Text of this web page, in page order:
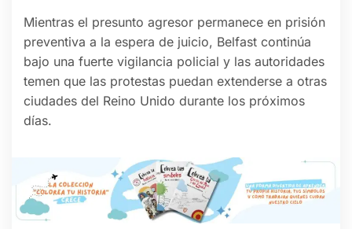
Mientras el presunto agresor permanece en prisión
preventiva a la espera de juicio, Belfast continúa
bajo una fuerte vigilancia policial y las autoridades
temen que las protestas puedan extenderse a otras
ciudades del Reino Unido durante los próximos
días.